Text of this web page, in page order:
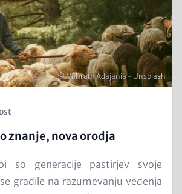
Copyright
© Vahram Adajania - Unsplash
znanje, nova orodja
so generacije pastirjev svoje
gradile na razumevanju vedenja